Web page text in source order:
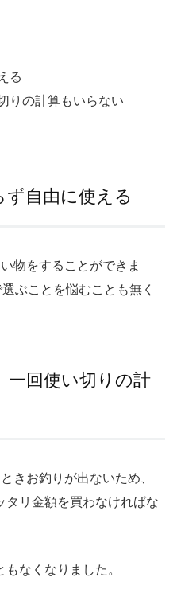
る
りの計算もいらない
ず自由に使える
物をすることができま
ぶことを悩むことも無く
一回使い切りの計
きお釣りが出ないため、
タリ金額を買わなければな
なくなりました。